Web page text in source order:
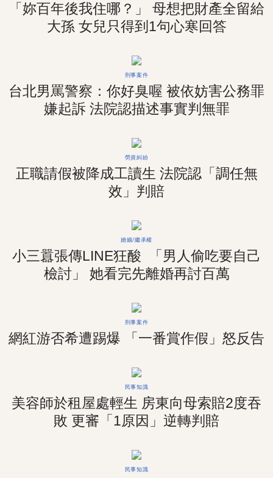
「妳百年後我住哪？」 母想把財產全留給
大孫 女兒只得到1句心寒回答
刑事案件
台北男罵警察：你好臭喔 被依妨害公務罪
嫌起訴 法院認描述事實判無罪
勞資糾紛
正職請假被降成工讀生 法院認「調任無
效」判賠
婚姻/繼承權
小三囂張傳LINE狂酸 「男人偷吃要自己
檢討」 她看完先離婚再討百萬
刑事案件
網紅游否希遭踢爆 「一番賞作假」怒反告
民事知識
美容師於租屋處輕生 房東向母索賠2度吞
敗 更審「1原因」逆轉判賠
民事知識